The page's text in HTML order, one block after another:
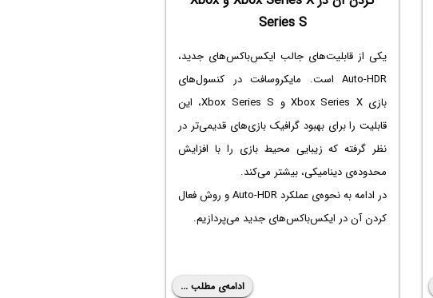
Series S
یکی از قابلیت‌های جالب ایکس‌باکس‌های جدید،
Auto-HDR است. مایکروسافت در کنسول‌های
بازی Xbox Series X و Xbox Series S، این
قابلیت را برای بهبود گرافیک بازی‌های قدیمی‌تر در
نظر گرفته که زیبایی محیط بازی را با افزایش
محدوده‌ی دینامیکی، بیشتر می‌کند.
در ادامه به نحوه‌ی عملکرد Auto-HDR و روش فعال
کردن آن در ایکس‌باکس‌های جدید می‌پردازیم.
ادامه‌ی مطلب ...